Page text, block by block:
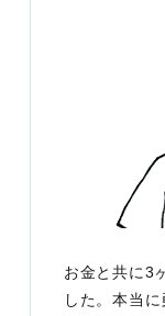
お金と共に3
した。本当